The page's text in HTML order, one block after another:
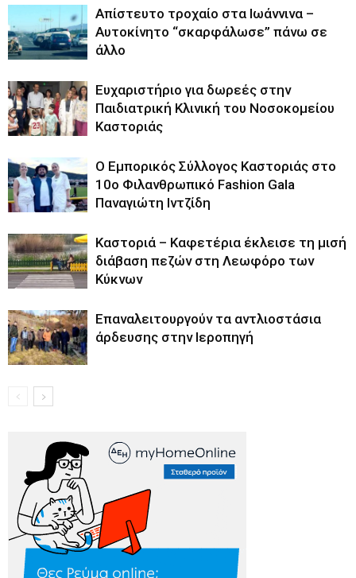
Απίστευτο τροχαίο στα Ιωάννινα –
Αυτοκίνητο “σκαρφάλωσε” πάνω σε
άλλο
Ευχαριστήριο για δωρεές στην
Παιδιατρική Κλινική του Νοσοκομείου
Καστοριάς
Ο Εμπορικός Σύλλογος Καστοριάς στο
10ο Φιλανθρωπικό Fashion Gala
Παναγιώτη Ιντζίδη
Καστοριά – Καφετέρια έκλεισε τη μισή
διάβαση πεζών στη Λεωφόρο των
Κύκνων
Επαναλειτουργούν τα αντλιοστάσια
άρδευσης στην Ιεροπηγή